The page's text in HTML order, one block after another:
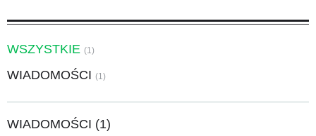
WSZYSTKIE (1)
WIADOMOŚCI (1)
WIADOMOŚCI (1)